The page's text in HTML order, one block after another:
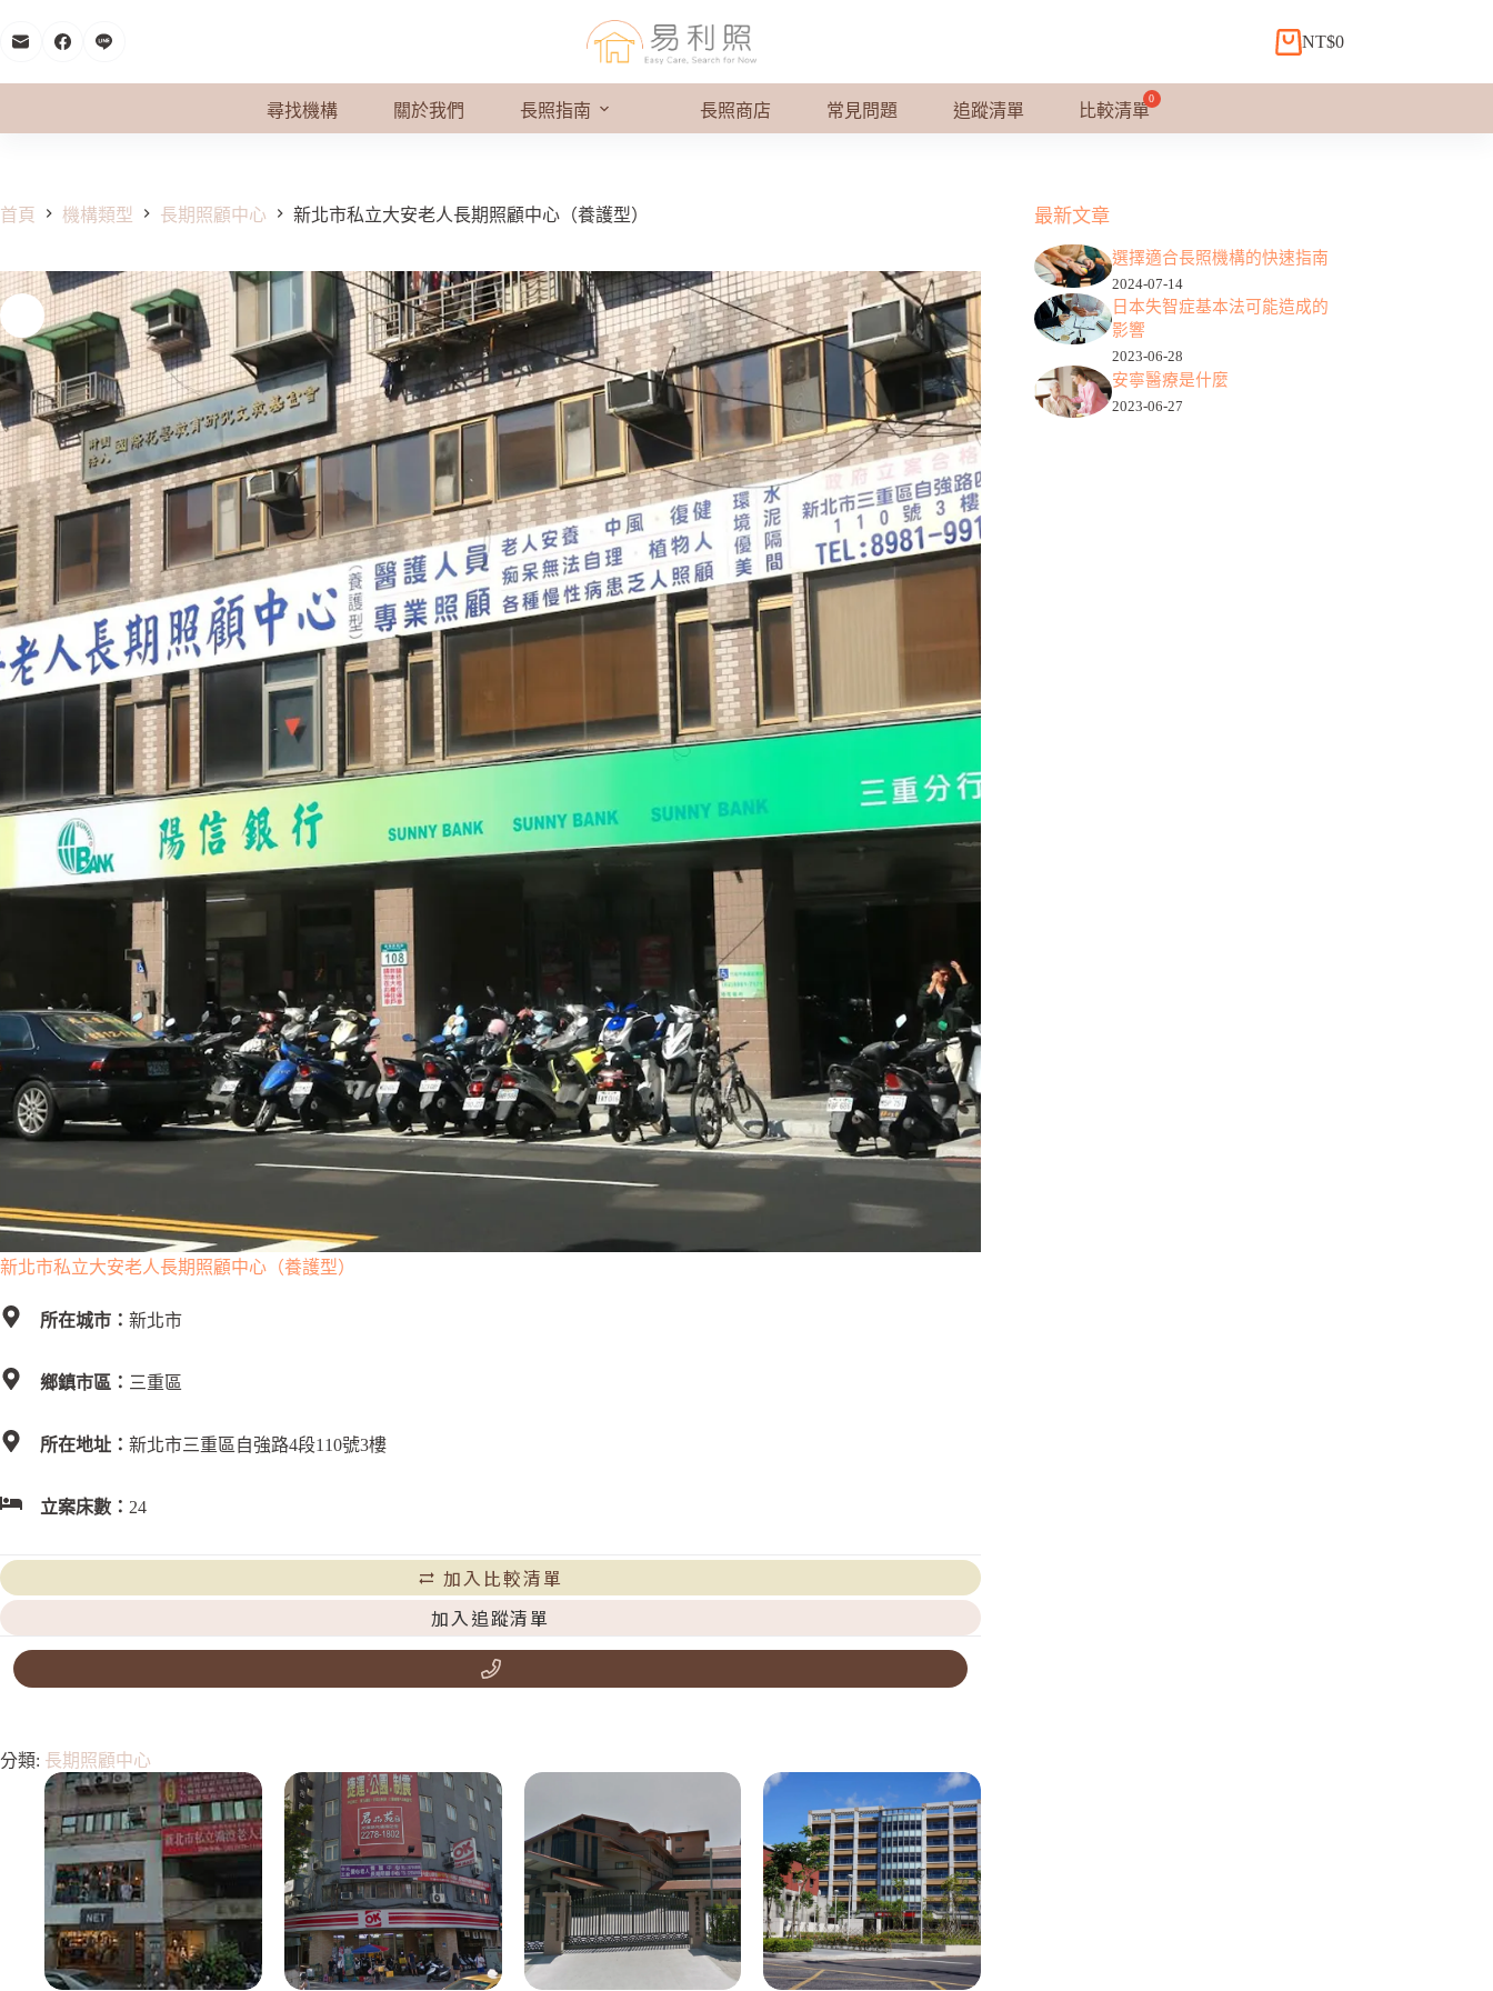
至
購
物
NT$0
尋找機構 關於我們 長照指南 長照商店 常見問題 追蹤清單 比較清單
首頁 機構類型 長期照顧中心 新北市私立大安老人長期照顧中心（養護型）
新北市私立大安老人長期照顧中心（養護型）
所在城市： 新北市
鄉鎮市區： 三重區
所在地址： 新北市三重區自強路4段110號3樓
立案床數： 24
加入比較清單
加入追蹤清單
分類: 長期照顧中心
最新文章
選擇適合長照機構的快速指南
2024-07-14
日本失智症基本法可能造成的
影響
2023-06-28
安寧醫療是什麼
2023-06-27